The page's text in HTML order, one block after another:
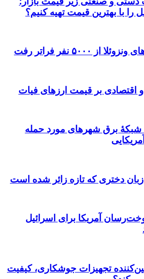
را با بهترین قیمت تهیه کنیم؟
از ۵۰۰۰ نفر فراتر رفت
و اقتصادی بر قیمت ارزهای فیات
شبکۀ برق شهرهای مورد حمله
زبان دختری که تازه زائر شده است
آمریکا برای اسرائیل
تجهیزات جوشکاری، کیفیت